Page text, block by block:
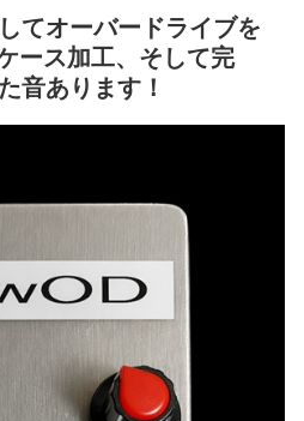
てオーバードライブを
ース加工、そして完
音あります！